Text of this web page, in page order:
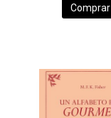
Comprar